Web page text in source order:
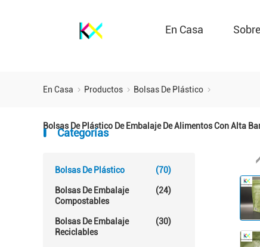
En Casa Sobre
En Casa Productos Bolsas De Plástico
Bolsas De Plástico De Embalaje De Alimentos Con Alta
Categorías
Bolsas De Plástico (70)
Bolsas De Embalaje
Compostables
(24)
Bolsas De Embalaje
Reciclables
(30)